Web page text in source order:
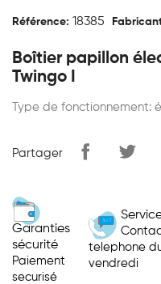
Référence: 18385
Boîtier papillon
Twingo I
Type de fonctionnement:
Partager
Garanties
sécurité
Paiement
securisé
telephone
vendredi